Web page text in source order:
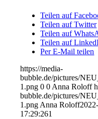
Teilen auf
Teilen auf Twitter
Teilen auf
Teilen auf
Per E-Mail teilen
https://media-
bubble.de/pictures/
1.png 0 0 Anna Roloff
bubble.de/pictures/
1.png Anna Roloff
17:29:261